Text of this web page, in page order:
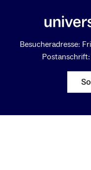
Besucheradresse: